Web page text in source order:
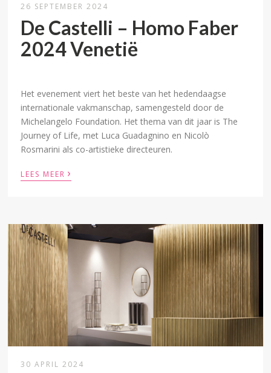
26 SEPTEMBER 2024
De Castelli – Homo Faber
2024 Venetië
Het evenement viert het beste van het hedendaagse
internationale vakmanschap, samengesteld door de
Michelangelo Foundation. Het thema van dit jaar is The
Journey of Life, met Luca Guadagnino en Nicolò
Rosmarini als co-artistieke directeuren.
LEES MEER ›
30 APRIL 2024